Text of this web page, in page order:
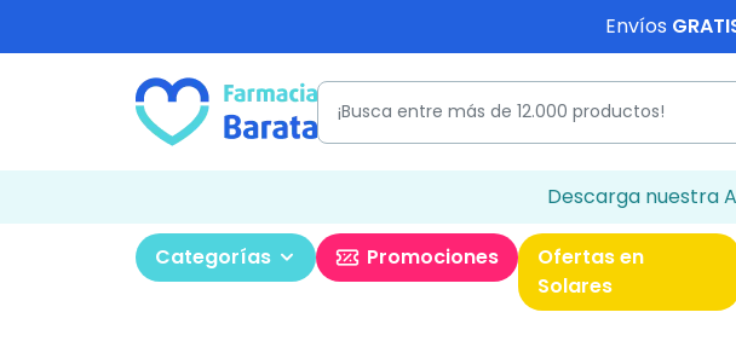
Envíos
Descarga nuestra
Categorías Promociones
Ofertas en
Solares